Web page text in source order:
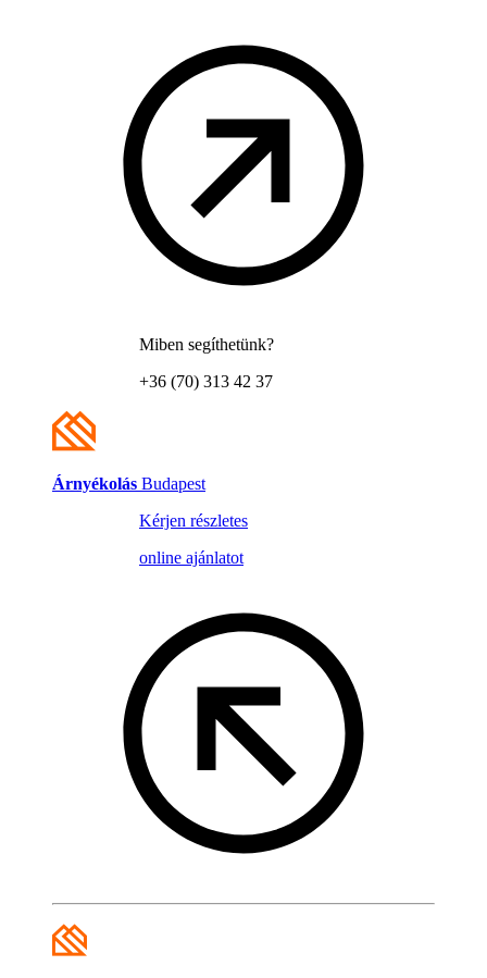
Miben segíthetünk?
+36 (70) 313 42 37
Árnyékolás Budapest
Kérjen részletes
online ajánlatot